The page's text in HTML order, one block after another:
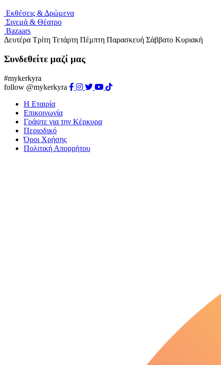
Εκθέσεις & Δρώμενα
Σινεμά & Θέατρο
Bazaars
Δευτέρα Τρίτη Τετάρτη Πέμπτη Παρασκευή Σάββατο Κυριακή
Συνδεθείτε μαζί μας
#mykerkyra
follow @mykerkyra
Η Εταιρία
Επικοινωνία
Γράψτε για την Κέρκυρα
Περιοδικό
Όροι Χρήσης
Πολιτική Απορρήτου